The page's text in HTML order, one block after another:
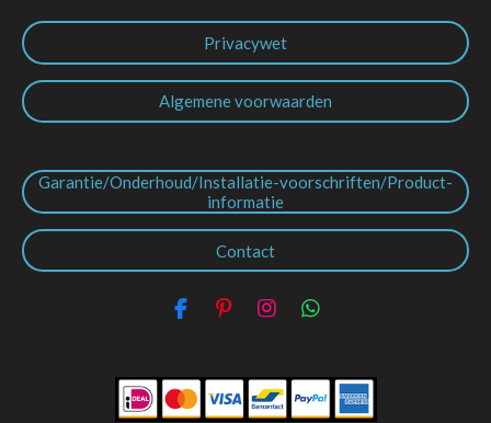
Privacywet
Algemene voorwaarden
Garantie/Onderhoud/Installatie-voorschriften/Product-
informatie
Contact
F
e
b
o
P
t
e
r
I
t
a
g
W
t
s
A